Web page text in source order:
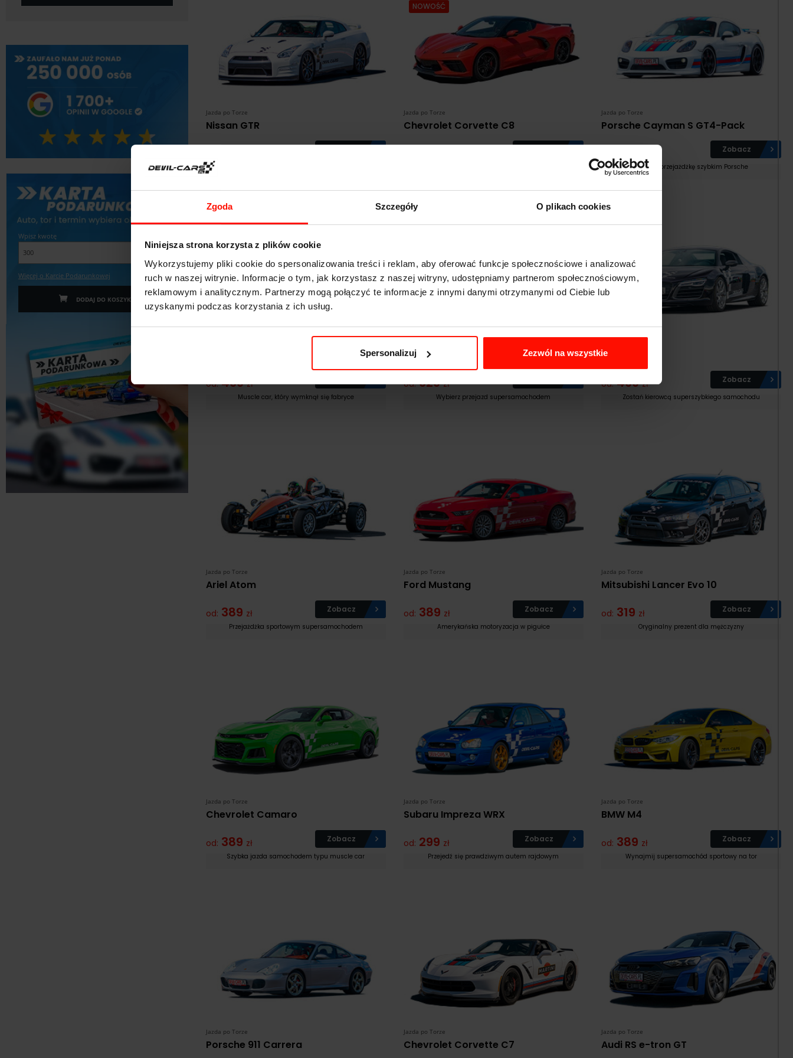
Zgoda Szczegóły O plikach cookies
Niniejsza strona korzysta z plików cookie
Wykorzystujemy pliki cookie do spersonalizowania treści i reklam, aby oferować funkcje społecznościowe i analizować
ruch w naszej witrynie. Informacje o tym, jak korzystasz z naszej witryny, udostępniamy partnerom społecznościowym,
reklamowym i analitycznym. Partnerzy mogą połączyć te informacje z innymi danymi otrzymanymi od Ciebie lub
uzyskanymi podczas korzystania z ich usług.
Spersonalizuj Zezwól na wszystkie
Wpisz kwotę
Więcej o Karcie Podarunkowej
DODAJ DO KOSZYKA
Jazda po Torze
Nissan GTR
NOWOŚĆ
Jazda po Torze
Chevrolet Corvette C8
Jazda po Torze
Porsche Cayman S GT4-Pack
Zobacz
Podaruj przejażdżkę szybkim Porsche
od: 469 zł
Muscle car, który wymknął się fabryce
Ferrari Italia (458)
od: 629 zł
Wybierz przejazd supersamochodem
Audi R8 V10
od: 469 zł Zobacz
Zostań kierowcą superszybkiego samochodu
Jazda po Torze
Ariel Atom
od: 389 zł Zobacz
Przejażdżka sportowym supersamochodem
Jazda po Torze
Ford Mustang
od: 389 zł Zobacz
Amerykańska motoryzacja w pigułce
Jazda po Torze
Mitsubishi Lancer Evo 10
od: 319 zł Zobacz
Oryginalny prezent dla mężczyzny
Jazda po Torze
Chevrolet Camaro
od: 389 zł Zobacz
Szybka jazda samochodem typu muscle car
Jazda po Torze
Subaru Impreza WRX
od: 299 zł Zobacz
Przejedź się prawdziwym autem rajdowym
Jazda po Torze
BMW M4
od: 389 zł Zobacz
Wynajmij supersamochód sportowy na tor
Jazda po Torze
Porsche 911 Carrera
Jazda po Torze
Chevrolet Corvette C7
Jazda po Torze
Audi RS e-tron GT